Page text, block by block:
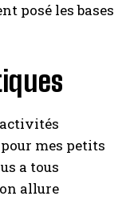
posé les bases
mes petits
a tous
allure